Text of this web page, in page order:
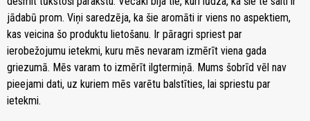
jādabū prom. Viņi saredzēja, ka šie aromāti ir viens no aspektiem,
kas veicina šo produktu lietošanu. Ir pāragri spriest par
ierobežojumu ietekmi, kuru mēs nevaram izmērīt viena gada
griezumā. Mēs varam to izmērīt ilgtermiņā. Mums šobrīd vēl nav
pieejami dati, uz kuriem mēs varētu balstīties, lai spriestu par
ietekmi.